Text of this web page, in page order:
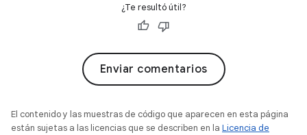
¿Te resultó útil?
Enviar comentarios
El contenido y las muestras de código que aparecen en esta página
están sujetas a las licencias que se describen en la Licencia de